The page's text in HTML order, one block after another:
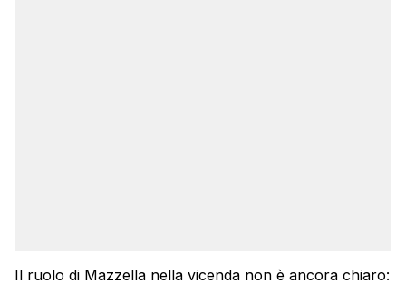
Il ruolo di Mazzella nella vicenda non è ancora chiaro: